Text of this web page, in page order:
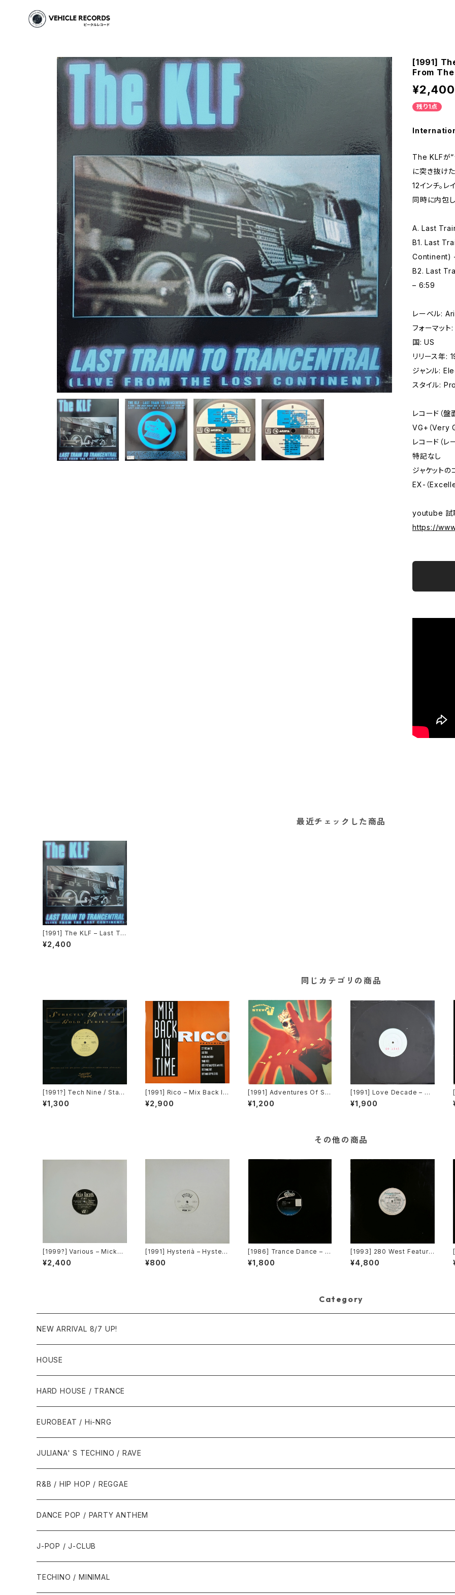
[1991]
From
¥2,400
残り1点
The KLFが“
に突き抜け
12インチ。
同時に内包
A. Last
B1. Last
Continent)
B2. Last
– 6:59
レーベル:
フォーマッ
国: US
リリース年:
ジャンル:
スタイル:
レコード（盤
VG+（Very
レコード（レ
特記なし
ジャケットの
EX-（
youtube 試
https://
最近チェックした商品
[1991] The KLF – Last Tra
in To Trancentral (Live Fr
om The Lost Continent)
¥2,400
同じカテゴリの商品
[1991?] Tech Nine / Stati
c – Slam Jam / Dream It
[Strictly Rhythm]
¥1,300
[1991] Rico – Mix Back In
Time / What! [SMP]
¥2,900
[1991] Adventures Of Ste
vie V. – Jealousy [Mercur
y]
¥1,200
[1991] Love Decade – So
Real [Not On Label][PRO
MO]
¥1,900
その他の商品
[1999?] Various – Micky
Records Vol.41 [Micky R
ecords.][PROMO]
¥2,400
[1991] Hysterià – Hysteri
a (There's No Reason To
Be Disturbed) [T.A.O.B. D
¥800
[1986] Trance Dance – D
o The Dance [Epic]
¥1,800
[1993] 280 West Featurin
g Diamond Temple – Lov
e's Masquerade [Kaleidi
¥4,800
Category
NEW ARRIVAL 8/7 UP!
HOUSE
1980年代
1987年・以前
1988年
1990年代
1990年
1991年
2000年代
2000年
2001年
2010年代
2010年
2011年
HARD HOUSE / TRANCE
1990年代
1994年・以前
1995年
2000年代
2000年
2001年
EUROBEAT / Hi-NRG
1980年代
1986年・以前
1987年
1990年代
1990年
1991年
2000年代
JULIANA' S TECHINO / RAVE
1990年代
1990年
1991年
2000年代
2000年
2001年
R&B / HIP HOP / REGGAE
1980年代
1985年・以前
1986年
1990年代
1990年
2000年代
DANCE POP / PARTY ANTHEM
1980年代
1988年・以前
1990年代
J-POP / J-CLUB
1980年代
TECHINO / MINIMAL